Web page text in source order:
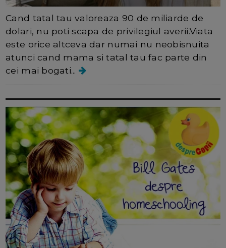
Cand tatal tau valoreaza 90 de miliarde de
dolari, nu poti scapa de privilegiul averii.Viata
este orice altceva dar numai nu neobisnuita
atunci cand mama si tatal tau fac parte din
cei mai bogati...